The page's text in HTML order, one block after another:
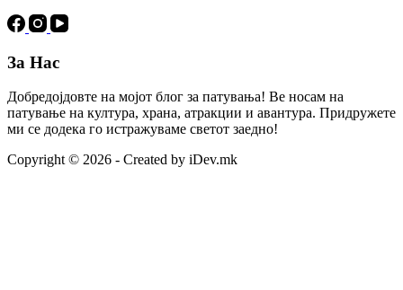
За Нас
Добредојдовте на мојот блог за патувања! Ве носам на
патување на култура, храна, атракции и авантура. Придружете
ми се додека го истражуваме светот заедно!
Copyright © 2026 - Created by iDev.mk